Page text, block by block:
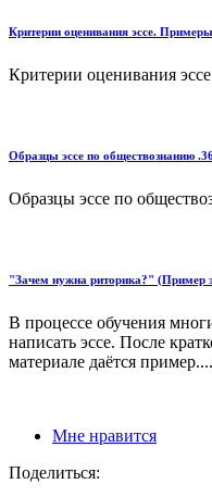
Критерии оценивания эссе.
Критерии оценивания
Образцы эссе по обществознанию
Образцы эссе по
"Зачем нужна риторика?" (Пример
В процессе обучения
написать эссе. После
материале даётся пример....
Мне нравится
Поделиться: